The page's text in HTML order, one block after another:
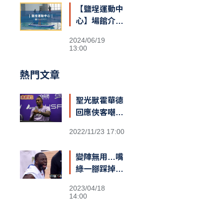
【鹽埕運動中
心】場館介紹
2024/06/19
13:00
熱門文章
聖光獸霍華德
回應俠客嘲諷
仇恨！我擁有
隊友，台灣給
我一對翅膀」
2022/11/23 17:00
變陣無用…嘴
綠一腳踩掉勇
2023/04/18
14:00